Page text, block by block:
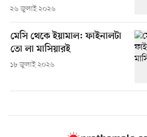
২৬ জুলাই ২০২৬
মেসি থেকে ইয়ামাল: ফাইনালটা
তো লা মাসিয়ারই
১৮ জুলাই ২০২৬